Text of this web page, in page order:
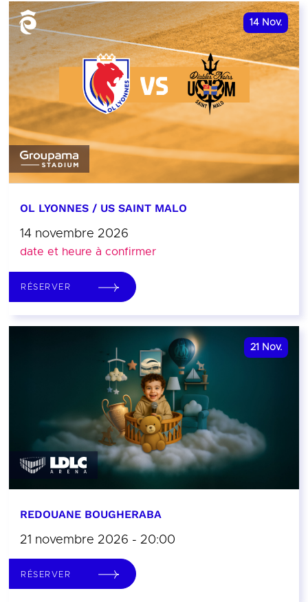
14 Nov.
OL LYONNES / US SAINT MALO
14 novembre 2026
date et heure à confirmer
RÉSERVER
21 Nov.
REDOUANE BOUGHERABA
21 novembre 2026 - 20:00
RÉSERVER